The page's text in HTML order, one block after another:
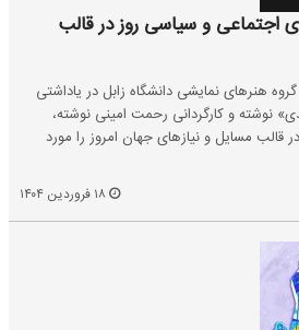
و سیاسی روز در قالب
هنرهای نمایشی دانشگاه زابل در یاداشتی
نوشته و کارگردانی رحمت امینی نوشته،
قالب مسایل و نیازهای جهان امروز را مورد